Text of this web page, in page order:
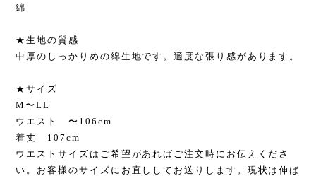
綿
★生地の質感
中厚のしっかりめの綿生地です。適度な張り感があります。
★サイズ
M〜LL
ウエスト 〜106cm
着丈 107cm
ウエストサイズはご希望があればご注文時にお伝えくださ
い。お客様のサイズにお直ししてお送りします。現状は伸ば